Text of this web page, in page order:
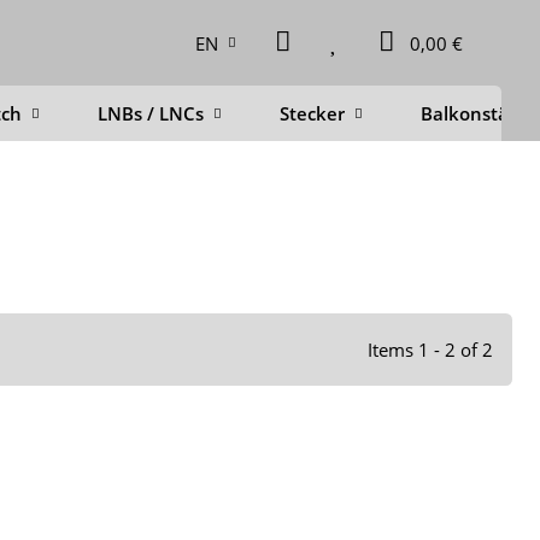
EN 0,00 €
LNBs / LNCs Stecker
Items 1 - 2 of 2